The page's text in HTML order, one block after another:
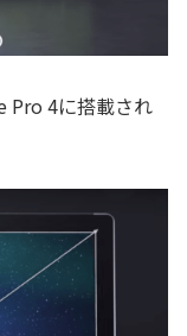
Pro 4に搭載され